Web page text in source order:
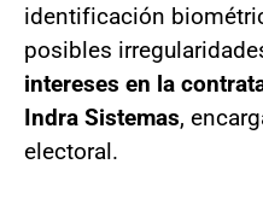
identificación
posibles
intereses en la
Indra Sistemas,
electoral.